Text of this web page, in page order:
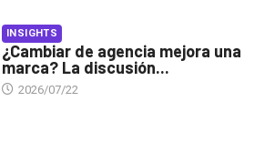
INSIGHTS
¿Cambiar de agencia mejora una
marca? La discusión...
2026/07/22